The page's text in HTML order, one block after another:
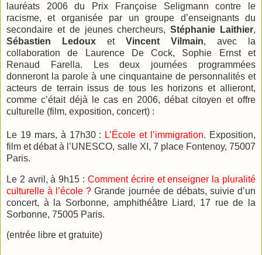
lauréats 2006 du Prix Françoise Seligmann contre le
racisme, et organisée par un groupe d’enseignants du
secondaire et de jeunes chercheurs,Stéphanie Laithier,
Sébastien Ledoux et Vincent Vilmain, avec la
collaboration de Laurence De Cock, Sophie Ernst et
Renaud Farella. Les deux journées programmées
donneront la parole à une cinquantaine de personnalités et
acteurs de terrain issus de tous les horizons et allieront,
comme c’était déjà le cas en 2006, débat citoyen et offre
culturelle (film, exposition, concert) :
Le 19 mars, à 17h30 : L’École et l’immigration. Exposition,
film et débat à l’UNESCO, salle XI, 7 place Fontenoy, 75007
Paris.
Le 2 avril, à 9h15 : Comment écrire et enseigner la pluralité
culturelle à l’école ? Grande journée de débats, suivie d’un
concert, à la Sorbonne, amphithéâtre Liard, 17 rue de la
Sorbonne, 75005 Paris.
(entrée libre et gratuite)